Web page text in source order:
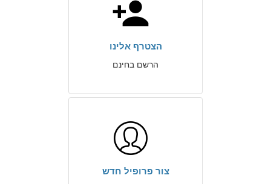
הצטרף אלינו
הרשם בחינם
צור פרופיל חדש